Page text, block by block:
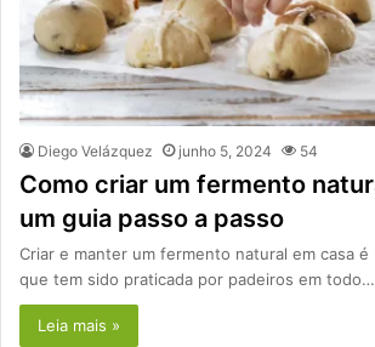
Diego Velázquez junho 5, 2024 54
Como criar um fermento
um guia passo a passo
Criar e manter um fermento natural em casa é
que tem sido praticada por padeiros em todo…
Leia mais »